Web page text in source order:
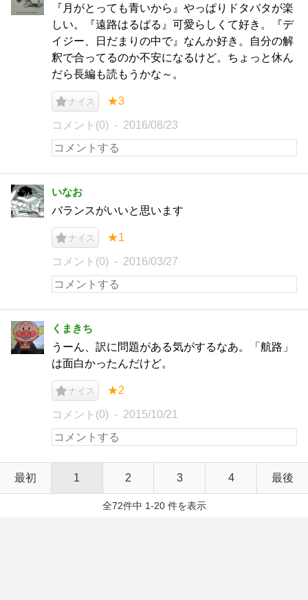
『月がとっても青いから』やっぱりドタバタが楽
しい。『遠路はるばる』可愛らしくて好き。『デ
イジー、日だまりの中で』なんか好き。自分の解
釈で合ってるのか不安になるけど。ちょっと休ん
だら長編も読もうかな～。
ナイス ★3
コメント(0) 2016/08/23
いなお
バランスがいいと思います
ナイス ★1
コメント(0) 2016/03/27
くまきち
うーん、訳に問題がある気がするなあ。「航路」
は面白かったんだけど。
ナイス ★2
コメント(0) 2015/10/21
最初 1 2 3 4 最後
全72件中 1-20 件を表示